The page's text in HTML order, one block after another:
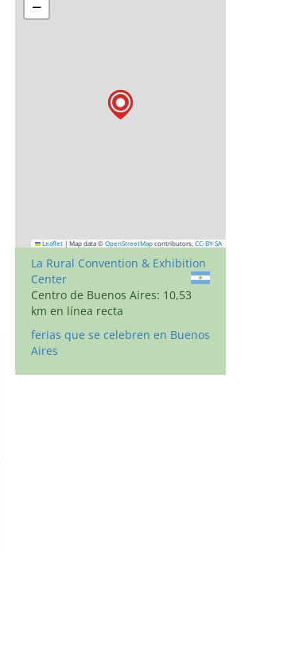
−
Leaflet | Map data © OpenStreetMap contributors, CC-BY-SA
La Rural Convention & Exhibition
Center
Centro de Buenos Aires: 10,53
km en línea recta
ferias que se celebren en Buenos
Aires